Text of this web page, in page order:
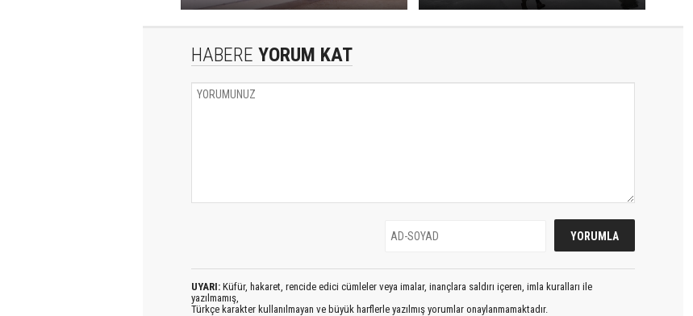
HABERE YORUM KAT
UYARI: Küfür, hakaret, rencide edici cümleler veya imalar, inançlara saldırı içeren, imla kuralları ile
yazılmamış,
Türkçe karakter kullanılmayan ve büyük harflerle yazılmış yorumlar onaylanmamaktadır.